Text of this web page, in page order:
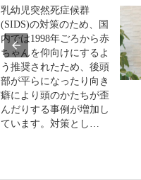
乳幼児突然死症候群
(SIDS)の対策のため、国
内では1998年ごろから赤
ちゃんを仰向けにするよ
う推奨されたため、後頭
部が平らになったり向き
癖により頭のかたちが歪
んだりする事例が増加し
ています。対策とし…